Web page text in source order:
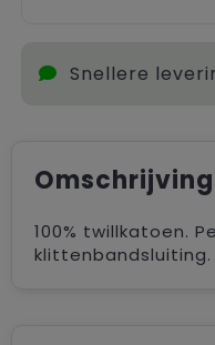
Snellere
Omschrijving
100% twillkatoen.
klittenbandsluiting.